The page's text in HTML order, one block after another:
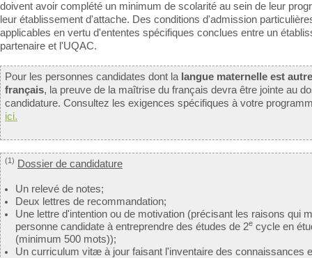
doivent avoir complété un minimum de scolarité au sein de leur
leur établissement d'attache. Des conditions d'admission
applicables en vertu d'ententes spécifiques conclues entre un
partenaire et l'UQAC.
Pour les personnes candidates dont la langue maternelle est
français, la preuve de la maîtrise du français devra être jointe au
candidature. Consultez les exigences spécifiques à votre
ici.
(1) Dossier de candidature
Un relevé de notes;
Deux lettres de recommandation;
Une lettre d'intention ou de motivation (précisant les raisons qui
personne candidate à entreprendre des études de 2e cycle en
(minimum 500 mots));
Un curriculum vitæ à jour faisant l'inventaire des connaissances